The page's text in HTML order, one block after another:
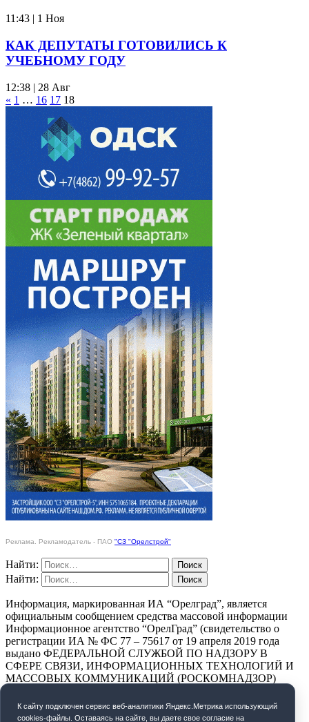
11:43 | 1 Ноя
КАК ДЕПУТАТЫ ГОТОВИЛИСЬ К
УЧЕБНОМУ ГОДУ
12:38 | 28 Авг
« 1 … 16 17 18
Реклама. Рекламодатель - ПАО "СЗ "Орелстрой"
Найти:
Найти:
Информация, маркированная ИА “Орелград”, является
официальным сообщением средства массовой информации
Информационное агентство “ОрелГрад” (свидетельство о
регистрации ИА № ФС 77 – 75617 от 19 апреля 2019 года
выдано ФЕДЕРАЛЬНОЙ СЛУЖБОЙ ПО НАДЗОРУ В
СФЕРЕ СВЯЗИ, ИНФОРМАЦИОННЫХ ТЕХНОЛОГИЙ И
МАССОВЫХ КОММУНИКАЦИЙ (РОСКОМНАДЗОР)
ПОЛИТИКА КОНФИДЕНЦИАЛЬНОСТИ
К cайту подключен сервис веб-аналитики Яндекс.Метрика использующий
cookies-файлы. Оставаясь на сайте, вы даете свое согласие на